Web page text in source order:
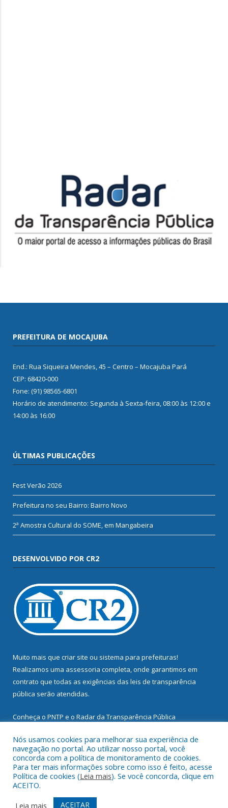
PREFEITURA DE MOCAJUBA
End.: Rua Siqueira Mendes, 45 – Centro – Mocajuba Pará
CEP: 68420-000
Fone: (91) 98565-6801
Horário de atendimento: Segunda à Sexta-feira, 08:00 às 12:00 e
14:00 às 16:00
ÚLTIMAS PUBLICAÇÕES
Fest Verão 2026
Prefeitura no seu Bairro: Bairro Novo
2ª Amostra Cultural do SOME, em Mangabeira
DESENVOLVIDO POR CR2
Muito mais que criar site ou sistema para prefeituras!
Realizamos uma assessoria completa, onde garantimos em
contrato que todas as exigências das leis de transparência
pública serão atendidas.
Conheça o PNTP e o Radar da Transparência Pública
Todos os direitos reservados a Prefeitura Municipal de
Mocajuba.
Mapa do Site Acessar Área Administrativa
Nós usamos cookies para melhorar sua experiência de
navegação no portal. Ao utilizar nosso portal, você
concorda com a política de monitoramento de cookies.
Para ter mais informações sobre como isso é feito, acesse
Política de cookies (Leia mais). Se você concorda, clique em
ACEITO.
Leia mais
ACEITAR